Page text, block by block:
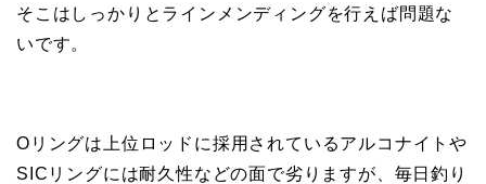
そこはしっかりとラインメンディングを行えば問題な
いです。
Oリングは上位ロッドに採用されているアルコナイトや
SICリングには耐久性などの面で劣りますが、毎日釣り